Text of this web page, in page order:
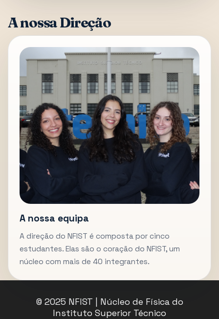
A nossa Direção
A nossa equipa
A direção do NFIST é composta por cinco
estudantes. Elas são o coração do NFIST, um
núcleo com mais de 40 integrantes.
© 2025 NFIST | Núcleo de Física do
Instituto Superior Técnico